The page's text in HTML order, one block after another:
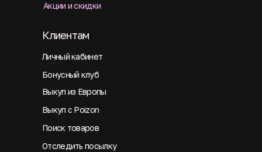
Акции и скидки
Личный кабинет
Клиентам
Бонусный клуб
Выкуп из Европы
Выкуп с Poizon
Поиск товаров
Отследить посылку